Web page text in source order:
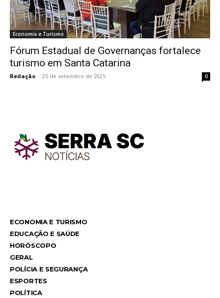
Economia e Turismo
Fórum Estadual de Governanças fortalece
turismo em Santa Catarina
Redação - 25 de setembro de 2025 0
ECONOMIA E TURISMO
EDUCAÇÃO E SAÚDE
HORÓSCOPO
GERAL
POLÍCIA E SEGURANÇA
ESPORTES
POLÍTICA